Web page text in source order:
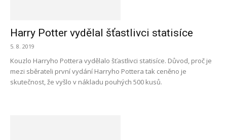
Harry Potter vydělal šťastlivci statisíce
5. 8. 2019
Kouzlo Harryho Pottera vydělalo šťastlivci statisíce. Důvod, proč je
mezi sběrateli první vydání Harryho Pottera tak ceněno je
skutečnost, že vyšlo v nákladu pouhých 500 kusů.